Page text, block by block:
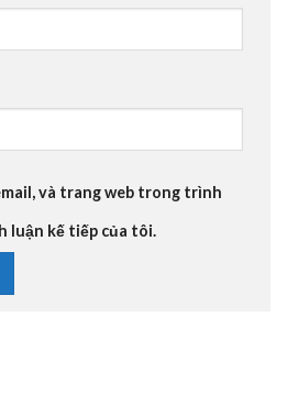
và trang web trong trình
luận kế tiếp của tôi.